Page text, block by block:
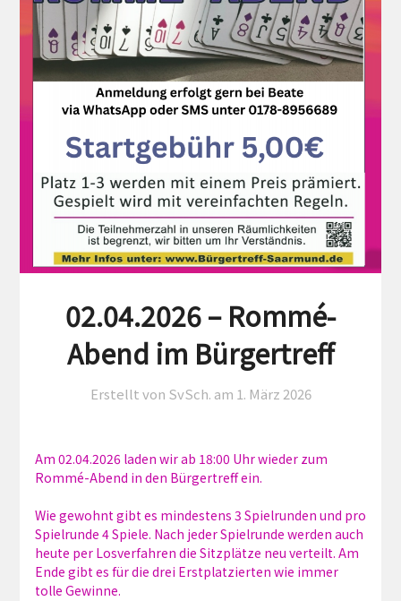
02.04.2026 – Rommé-
Abend im Bürgertreff
Erstellt von SvSch. am 1. März 2026
Am 02.04.2026 laden wir ab 18:00 Uhr wieder zum
Rommé-Abend in den Bürgertreff ein.
Wie gewohnt gibt es mindestens 3 Spielrunden und pro
Spielrunde 4 Spiele. Nach jeder Spielrunde werden auch
heute per Losverfahren die Sitzplätze neu verteilt. Am
Ende gibt es für die drei Erstplatzierten wie immer
tolle Gewinne.